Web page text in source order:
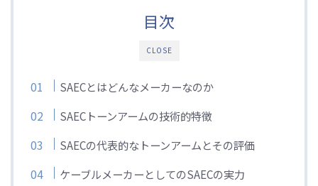
CLOSE
目次
SAECとはどんなメーカーなのか
SAECトーンアームの技術的特徴
SAECの代表的なトーンアームとその評価
ケーブルメーカーとしてのSAECの実力